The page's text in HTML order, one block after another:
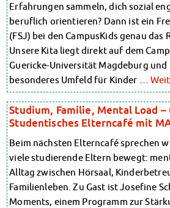
Erfahrungen sammeln, dich sozial
beruflich orientieren? Dann ist ein
(FSJ) bei den CampusKids genau das
Unsere Kita liegt direkt auf dem
Guericke-Universität Magdeburg
besonderes Umfeld für Kinder …
Studium, Familie, Mental Load
Studentisches Elterncafé mit
Beim nächsten Elterncafé sprechen
viele studierende Eltern bewegt:
Alltag zwischen Hörsaal,
Familienleben. Zu Gast ist Josefine
Moments, einem Programm zur